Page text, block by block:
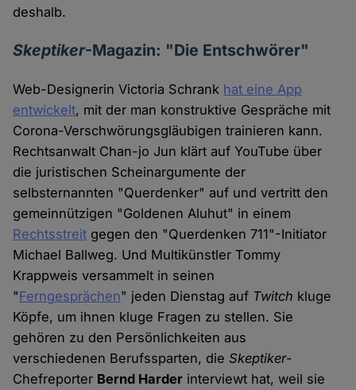
deshalb.
Skeptiker-Magazin: "Die Entschwörer"
Web-Designerin Victoria Schrank hat eine App
entwickelt, mit der man konstruktive Gespräche mit
Corona-Verschwörungsgläubigen trainieren kann.
Rechtsanwalt Chan-jo Jun klärt auf YouTube über
die juristischen Scheinargumente der
selbsternannten "Querdenker" auf und vertritt den
gemeinnützigen "Goldenen Aluhut" in einem
Rechtsstreit gegen den "Querdenken 711"-Initiator
Michael Ballweg. Und Multikünstler Tommy
Krappweis versammelt in seinen
"Ferngesprächen" jeden Dienstag auf Twitch kluge
Köpfe, um ihnen kluge Fragen zu stellen. Sie
gehören zu den Persönlichkeiten aus
verschiedenen Berufssparten, dieSkeptiker-
Chefreporter Bernd Harder interviewt hat, weil sie